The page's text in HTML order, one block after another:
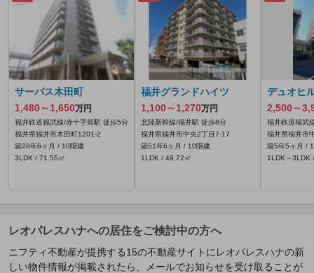
サーパス木田町
1,480～1,650万円
福井鉄道福武線/赤十字前駅 徒歩5分
福井県福井市木田町1201‐2
築28年6ヶ月 / 10階建
3LDK / 71.55㎡
福井グランドハイツ
1,100～1,270万円
北陸新幹線/福井駅 徒歩8分
福井県福井市中央2丁目7-17
築51年6ヶ月 / 10階建
1LDK / 49.72㎡
デュオヒ
2,500～
福井鉄道福武
福井県福井市
築5年5ヶ月 /
1LDK～3LDK
レオパレスハナへの居住をご検討中の方へ
ニフティ不動産が提携する15の不動産サイトにレオパレスハナの新
しい物件情報が掲載されたら、メールでお知らせを受け取ることが